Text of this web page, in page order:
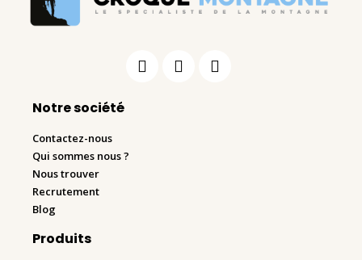
Notre société
Contactez-nous
Qui sommes nous ?
Nous trouver
Recrutement
Blog
Produits